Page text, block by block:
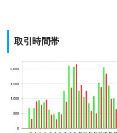
取引時間帯